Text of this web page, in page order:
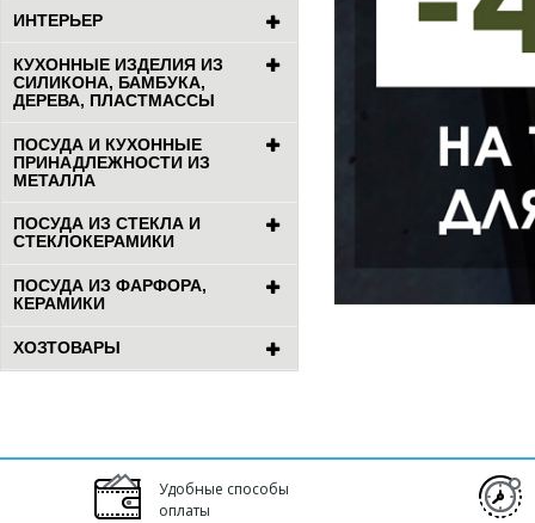
ИНТЕРЬЕР
КУХОННЫЕ ИЗДЕЛИЯ ИЗ
СИЛИКОНА, БАМБУКА,
ДЕРЕВА, ПЛАСТМАССЫ
ПОСУДА И КУХОННЫЕ
ПРИНАДЛЕЖНОСТИ ИЗ
МЕТАЛЛА
ПОСУДА ИЗ СТЕКЛА И
СТЕКЛОКЕРАМИКИ
ПОСУДА ИЗ ФАРФОРА,
КЕРАМИКИ
ХОЗТОВАРЫ
Удобные способы
оплаты